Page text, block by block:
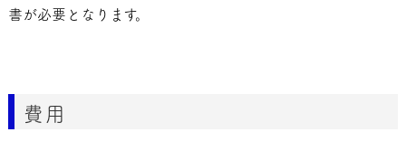
書が必要となります。
費用